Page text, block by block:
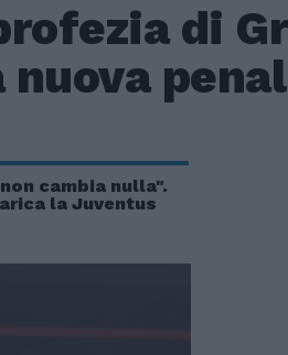
di
cambia nulla".
la Juventus